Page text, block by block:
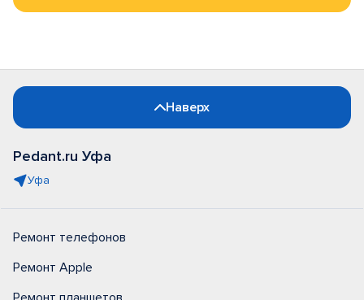
Наверх
Pedant.ru Уфа
Уфа
Ремонт телефонов
Ремонт Apple